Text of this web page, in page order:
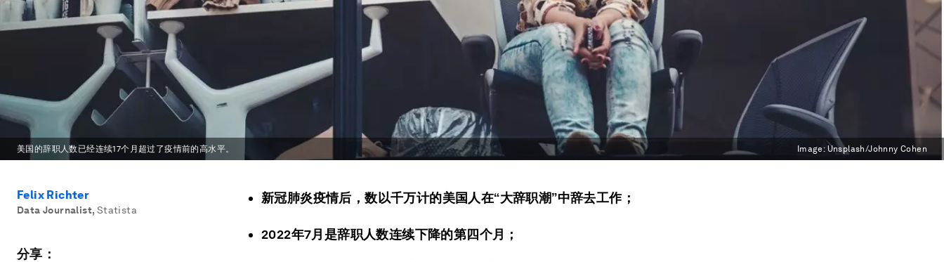
美国的辞职人数已经连续17个月超过了疫情前的高水平。 Image: Unsplash/Johnny Cohen
Felix Richter
Data Journalist, Statista
分享：
新冠肺炎疫情后，数以千万计的美国人在“大辞职潮”中辞去工作；
2022年7月是辞职人数连续下降的第四个月；